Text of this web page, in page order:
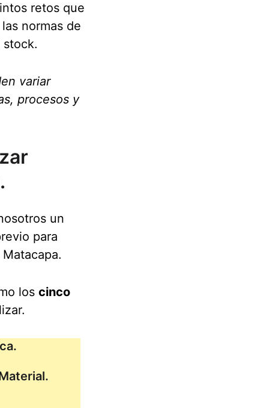
retos que
normas de
stock.
variar
procesos y
un
para
los cinco